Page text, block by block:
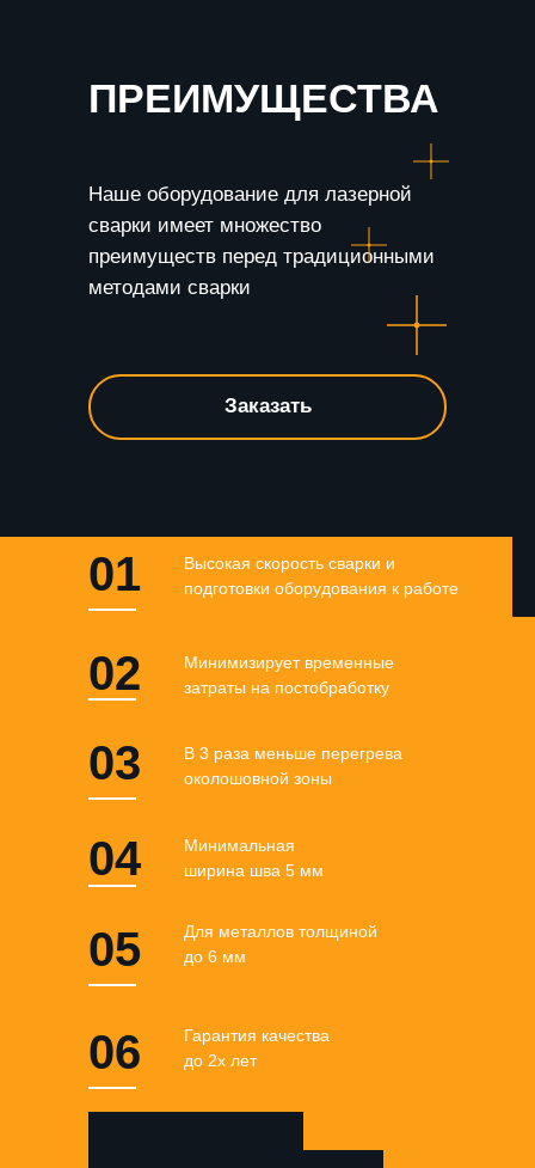
ПРЕИМУЩЕСТВА
Наше оборудование для лазерной
сварки имеет множество
преимуществ перед традиционными
методами сварки
Минимальная
ширина шва 5 мм
Высокая скорость сварки и
подготовки оборудования к работе
Минимизирует временные
затраты на постобработку
Для металлов толщиной
до 6 мм
В 3 раза меньше перегрева
околошовной зоны
Гарантия качества
до 2х лет
Заказать
01
02
04
05
03
06